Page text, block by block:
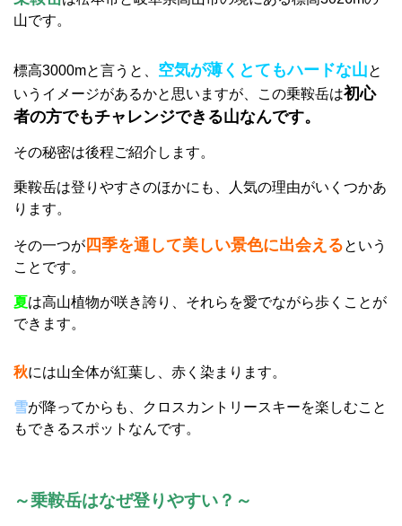
山です。
標高3000mと言うと、 空気が薄くとてもハードな山と
いうイメージがあるかと思いますが、この乗鞍岳は初心
者の方でもチャレンジできる山なんです。
その秘密は後程ご紹介します。
乗鞍岳は登りやすさのほかにも、人気の理由がいくつかあ
ります。
その一つが 四季を通して美しい景色に出会えるという
ことです。
夏は高山植物が咲き誇り、それらを愛でながら歩くことが
できます。
秋には山全体が紅葉し、赤く染まります。
雪が降ってからも、クロスカントリースキーを楽しむこと
もできるスポットなんです。
～乗鞍岳はなぜ登りやすい？～